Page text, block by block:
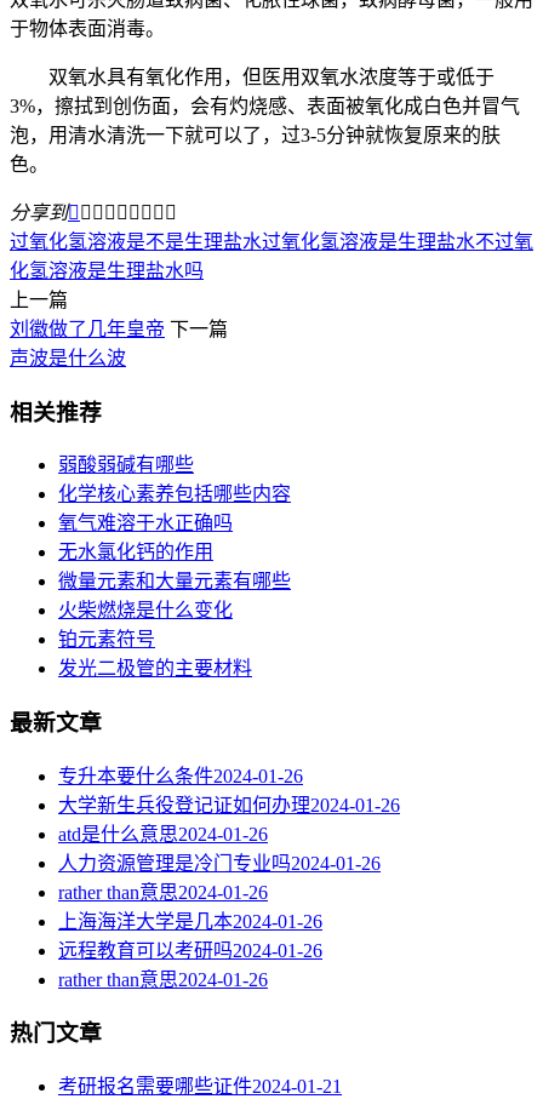
于物体表面消毒。
双氧水具有氧化作用，但医用双氧水浓度等于或低于
3%，擦拭到创伤面，会有灼烧感、表面被氧化成白色并冒气
泡，用清水清洗一下就可以了，过3-5分钟就恢复原来的肤
色。
分享到        
过氧化氢溶液是不是生理盐水过氧化氢溶液是生理盐水不过氧
化氢溶液是生理盐水吗
上一篇
刘徽做了几年皇帝 下一篇
声波是什么波
相关推荐
弱酸弱碱有哪些
化学核心素养包括哪些内容
氧气难溶于水正确吗
无水氯化钙的作用
微量元素和大量元素有哪些
火柴燃烧是什么变化
铂元素符号
发光二极管的主要材料
最新文章
专升本要什么条件2024-01-26
大学新生兵役登记证如何办理2024-01-26
atd是什么意思2024-01-26
人力资源管理是冷门专业吗2024-01-26
rather than意思2024-01-26
上海海洋大学是几本2024-01-26
远程教育可以考研吗2024-01-26
rather than意思2024-01-26
热门文章
考研报名需要哪些证件2024-01-21